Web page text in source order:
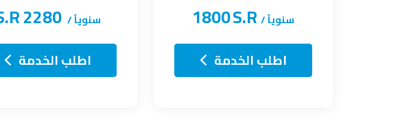
سنوياً / 1800S.R
اطلب الخدمة
سنوياً / 2280
اطلب الخدمة